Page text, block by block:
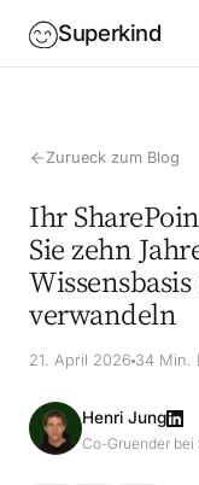
Superkind
Zurueck zum Blog
Ihr
Sie zehn
verwandeln
21. April 2026 34 Min.
Henri Jung
Co-Gruender bei